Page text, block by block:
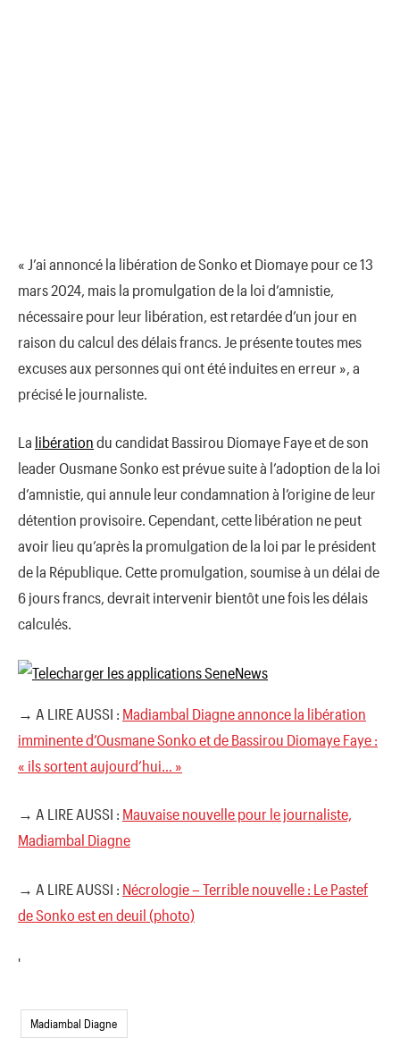
« J’ai annoncé la libération de Sonko et Diomaye pour ce 13
mars 2024, mais la promulgation de la loi d’amnistie,
nécessaire pour leur libération, est retardée d’un jour en
raison du calcul des délais francs. Je présente toutes mes
excuses aux personnes qui ont été induites en erreur », a
précisé le journaliste.
La libération du candidat Bassirou Diomaye Faye et de son
leader Ousmane Sonko est prévue suite à l’adoption de la loi
d’amnistie, qui annule leur condamnation à l’origine de leur
détention provisoire. Cependant, cette libération ne peut
avoir lieu qu’après la promulgation de la loi par le président
de la République. Cette promulgation, soumise à un délai de
6 jours francs, devrait intervenir bientôt une fois les délais
calculés.
→ A LIRE AUSSI : Madiambal Diagne annonce la libération
imminente d’Ousmane Sonko et de Bassirou Diomaye Faye :
« ils sortent aujourd’hui… »
→ A LIRE AUSSI : Mauvaise nouvelle pour le journaliste,
Madiambal Diagne
→ A LIRE AUSSI : Nécrologie – Terrible nouvelle : Le Pastef
de Sonko est en deuil (photo)
'
Madiambal Diagne